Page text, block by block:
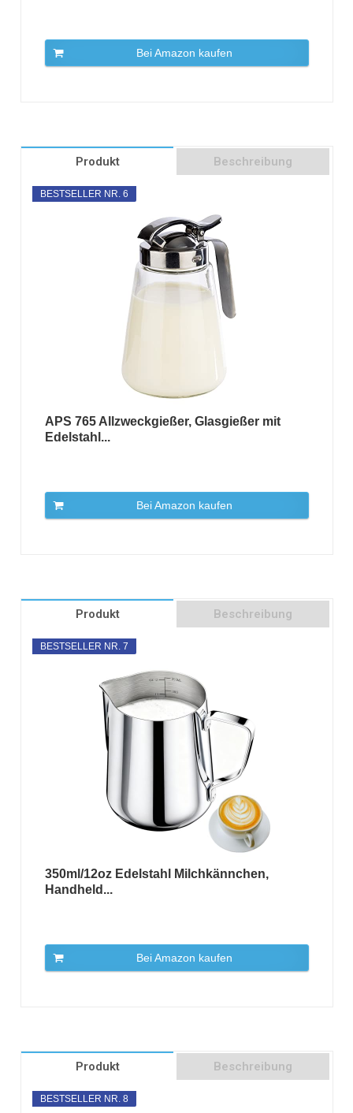
Bei Amazon kaufen
Produkt Beschreibung
BESTSELLER NR. 6
APS 765 Allzweckgießer, Glasgießer mit
Edelstahl...
Bei Amazon kaufen
Produkt Beschreibung
BESTSELLER NR. 7
350ml/12oz Edelstahl Milchkännchen,
Handheld...
Bei Amazon kaufen
Produkt Beschreibung
BESTSELLER NR. 8